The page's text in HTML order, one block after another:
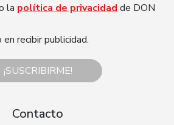
la política de privacidad de DON
recibir publicidad.
¡SUSCRIBIRME!
Contacto